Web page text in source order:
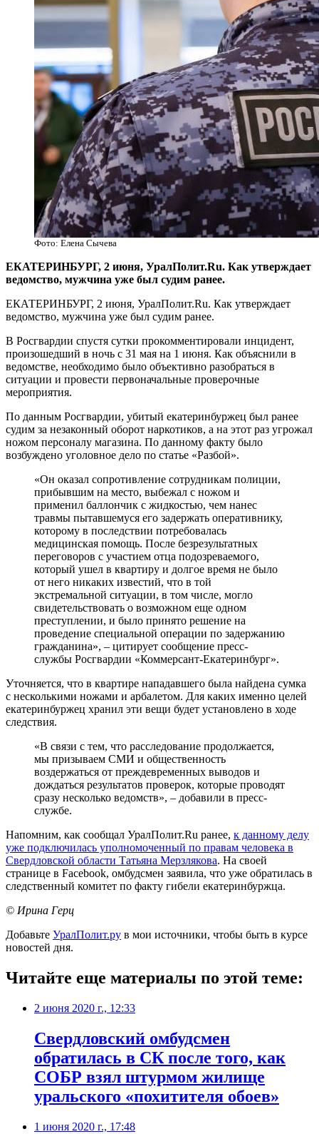
Фото: Елена Сычева
​ЕКАТЕРИНБУРГ, 2 июня, УралПолит.Ru. Как утверждает
ведомство, мужчина уже был судим ранее.
ЕКАТЕРИНБУРГ, 2 июня, УралПолит.Ru. Как утверждает
ведомство, мужчина уже был судим ранее.
В Росгвардии спустя сутки прокомментировали инцидент,
произошедший в ночь с 31 мая на 1 июня. Как объяснили в
ведомстве, необходимо было объективно разобраться в
ситуации и провести первоначальные проверочные
мероприятия.
По данным Росгвардии, убитый екатеринбуржец был ранее
судим за незаконный оборот наркотиков, а на этот раз угрожал
ножом персоналу магазина. По данному факту было
возбуждено уголовное дело по статье «Разбой».
«Он оказал сопротивление сотрудникам полиции,
прибывшим на место, выбежал с ножом и
применил баллончик с жидкостью, чем нанес
травмы пытавшемуся его задержать оперативнику,
которому в последствии потребовалась
медицинская помощь. После безрезультатных
переговоров с участием отца подозреваемого,
который ушел в квартиру и долгое время не было
от него никаких известий, что в той
экстремальной ситуации, в том числе, могло
свидетельствовать о возможном еще одном
преступлении, и было принято решение на
проведение специальной операции по задержанию
гражданина», – цитирует сообщение пресс-
службы Росгвардии «Коммерсант-Екатеринбург».
Уточняется, что в квартире нападавшего была найдена сумка
с несколькими ножами и арбалетом. Для каких именно целей
екатеринбуржец хранил эти вещи будет установлено в ходе
следствия.
«В связи с тем, что расследование продолжается,
мы призываем СМИ и общественность
воздержаться от преждевременных выводов и
дождаться результатов проверок, которые проводят
сразу несколько ведомств», – добавили в пресс-
службе.
Напомним, как сообщал УралПолит.Ru ранее, к данному делу
уже подключилась уполномоченный по правам человека в
Свердловской области Татьяна Мерзлякова. На своей
странице в Facebook, омбудсмен заявила, что уже обратилась в
следственный комитет по факту гибели екатеринбуржца.
© Ирина Герц
Добавьте УралПолит.ру в мои источники, чтобы быть в курсе
новостей дня.
Читайте еще материалы по этой теме:
2 июня 2020 г., 12:33
Свердловский омбудсмен
обратилась в СК после того, как
СОБР взял штурмом жилище
уральского «похитителя обоев»
1 июня 2020 г., 17:48